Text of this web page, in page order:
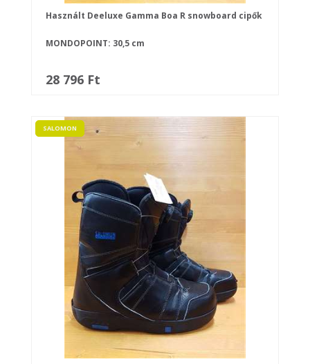
Használt Deeluxe Gamma Boa R snowboard cipők
MONDOPOINT: 30,5 cm
28 796 Ft
SALOMON